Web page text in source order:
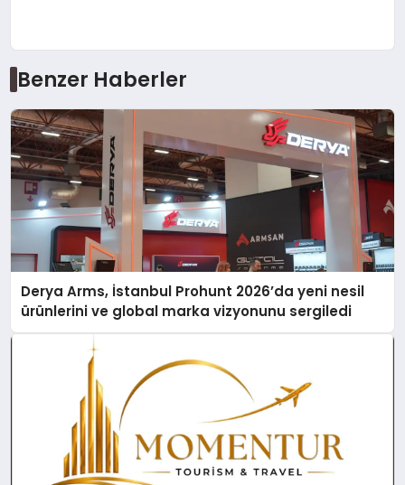
Benzer Haberler
Derya Arms, İstanbul Prohunt 2026’da yeni nesil
ürünlerini ve global marka vizyonunu sergiledi